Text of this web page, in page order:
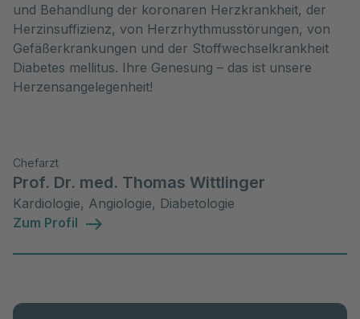
und Behandlung der koronaren Herzkrankheit, der
Herzinsuffizienz, von Herzrhythmusstörungen, von
Gefäßerkrankungen und der Stoffwechselkrankheit
Diabetes mellitus. Ihre Genesung – das ist unsere
Herzensangelegenheit!
Chefarzt
Prof. Dr. med. Thomas Wittlinger
Kardiologie, Angiologie, Diabetologie
Zum Profil